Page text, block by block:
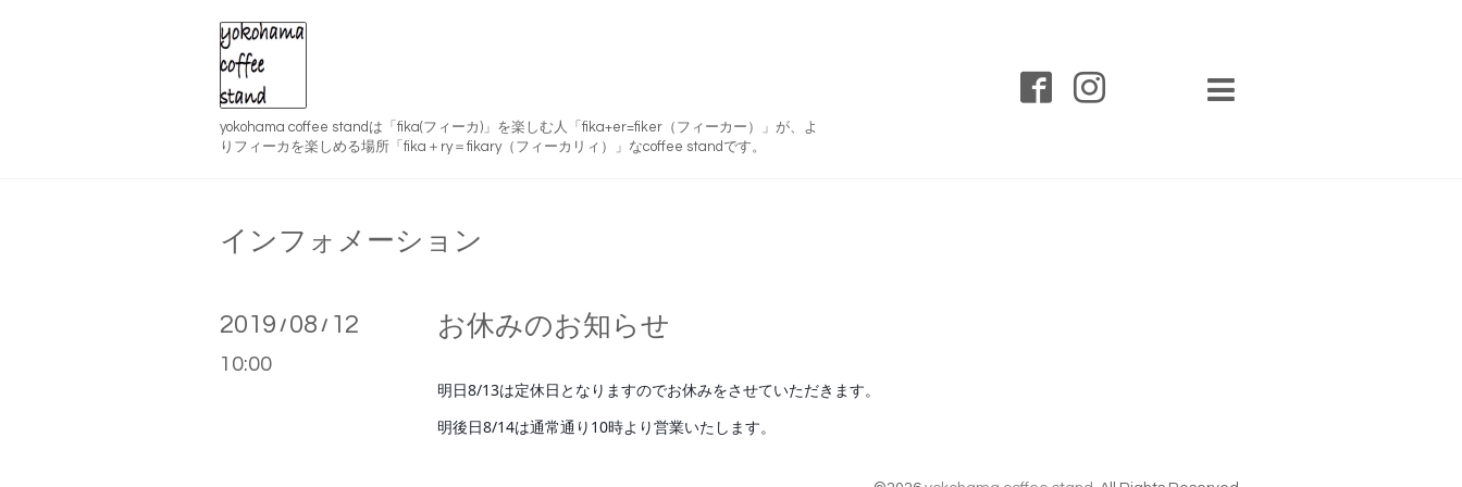
yokohama coffee standは「fika(フィーカ)」を楽しむ人「fika+er=fiker（フィーカー）」が、よ
りフィーカを楽しめる場所「fika＋ry＝fikary（フィーカリィ）」なcoffee standです。
インフォメーション
2019 / 08 / 12
10:00
お休みのお知らせ
明日8/13は定休日となりますのでお休みをさせていただきます。
明後日8/14は通常通り10時より営業いたします。